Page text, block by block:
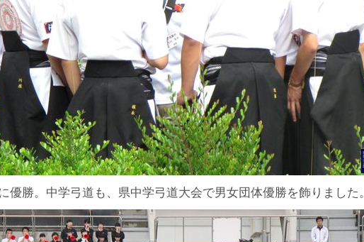
勝。中学弓道も、県中学弓道大会で男女団体優勝を飾りました。